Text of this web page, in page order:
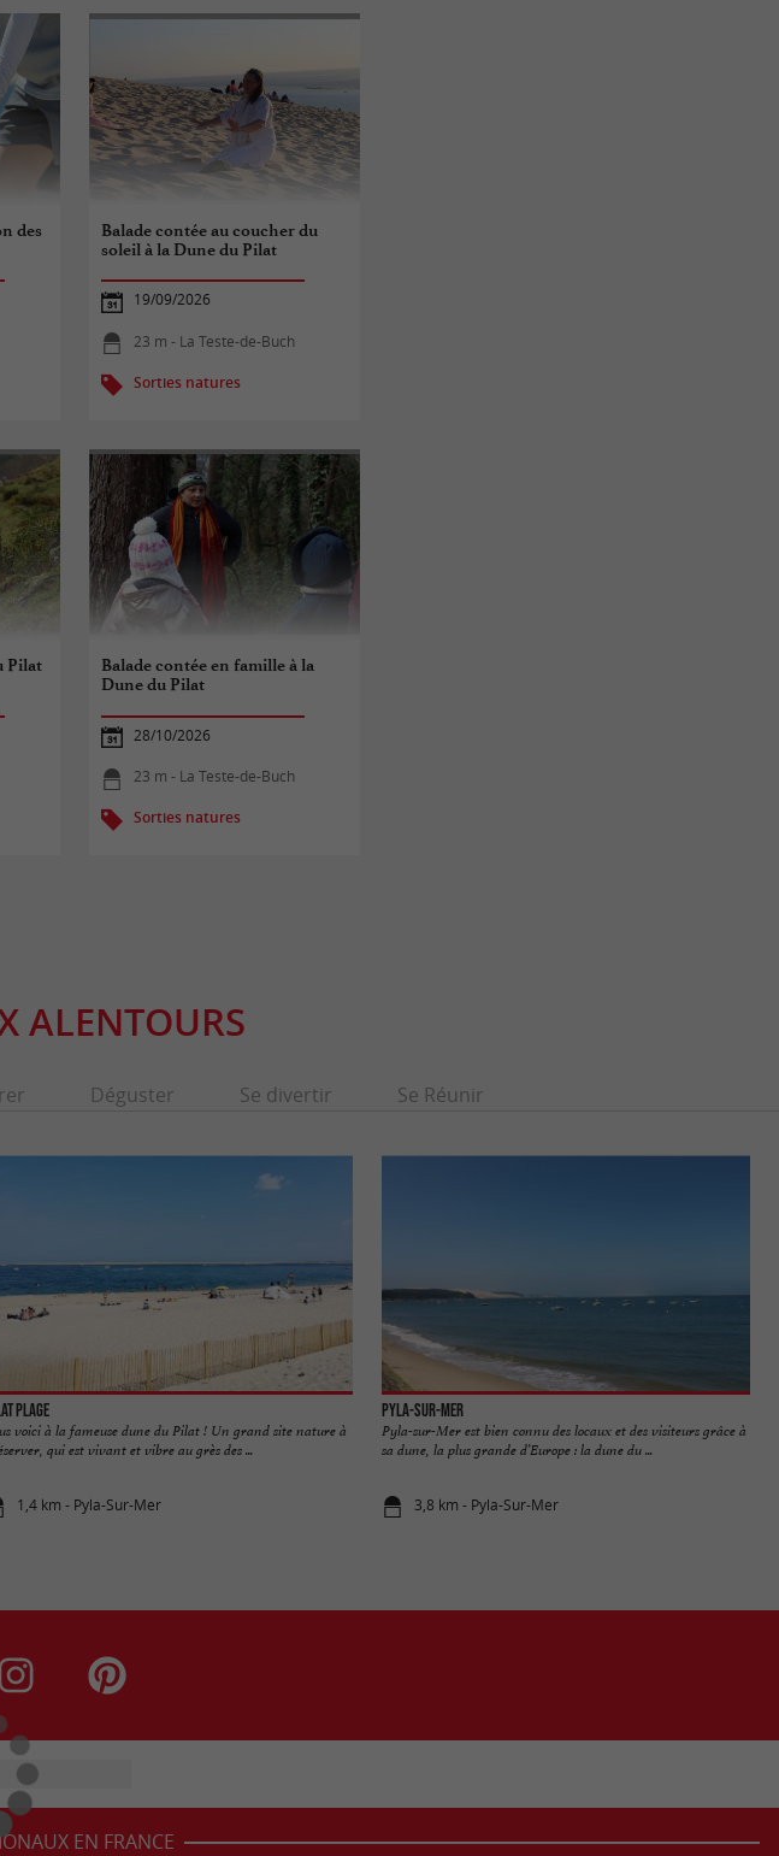
des
Balade contée au coucher du
soleil à la Dune du Pilat
19/09/2026
23 m - La Teste-de-Buch
Sorties natures
Pilat
Balade contée en famille à la
Dune du Pilat
28/10/2026
23 m - La Teste-de-Buch
Sorties natures
ALENTOURS
Déguster Se divertir Se Réunir
Plage
voici à la fameuse dune du Pilat ! Un grand site nature à
qui est vivant et vibre au grès des ...
1,4 km - Pyla-Sur-Mer
Pyla-sur-Mer
Pyla-sur-Mer est bien connu des locaux et des visiteurs grâce à
sa dune, la plus grande d’Europe : la dune du ...
3,8 km - Pyla-Sur-Mer
EN FRANCE